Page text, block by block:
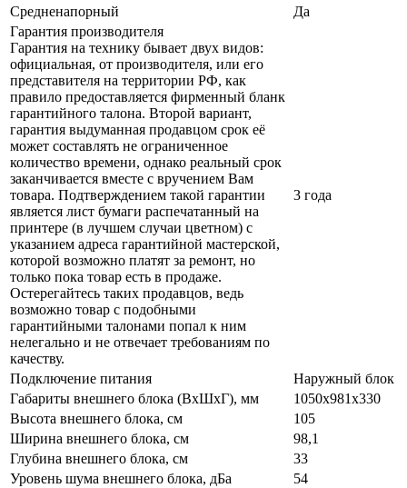
Средненапорный
Да
Гарантия производителя
Гарантия на технику бывает двух видов:
официальная, от производителя, или его
представителя на территории РФ, как
правило предоставляется фирменный бланк
гарантийного талона. Второй вариант,
гарантия выдуманная продавцом срок её
может составлять не ограниченное
количество времени, однако реальный срок
заканчивается вместе с вручением Вам
товара. Подтверждением такой гарантии
является лист бумаги распечатанный на
принтере (в лучшем случаи цветном) с
указанием адреса гарантийной мастерской,
которой возможно платят за ремонт, но
только пока товар есть в продаже.
Остерегайтесь таких продавцов, ведь
возможно товар с подобными
гарантийными талонами попал к ним
нелегально и не отвечает требованиям по
качеству.
3 года
Подключение питания
Наружный блок
Габариты внешнего блока (ВхШхГ), мм
1050х981х330
Высота внешнего блока, см
105
Ширина внешнего блока, см
98,1
Глубина внешнего блока, см
33
Уровень шума внешнего блока, дБа
54